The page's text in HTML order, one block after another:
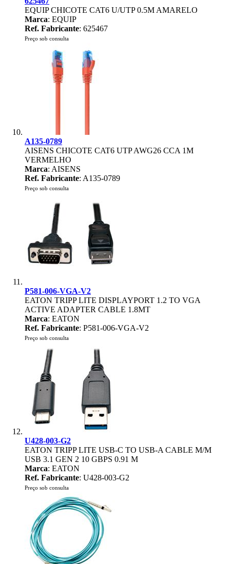
EQUIP CHICOTE CAT6 U/UTP 0.5M AMARELO
Marca: EQUIP
Ref. Fabricante: 625467
Preço sob consulta
A135-0789
AISENS CHICOTE CAT6 UTP AWG26 CCA 1M
VERMELHO
Marca: AISENS
Ref. Fabricante: A135-0789
Preço sob consulta
P581-006-VGA-V2
EATON TRIPP LITE DISPLAYPORT 1.2 TO VGA
ACTIVE ADAPTER CABLE 1.8MT
Marca: EATON
Ref. Fabricante: P581-006-VGA-V2
Preço sob consulta
U428-003-G2
EATON TRIPP LITE USB-C TO USB-A CABLE M/M
USB 3.1 GEN 2 10 GBPS 0.91 M
Marca: EATON
Ref. Fabricante: U428-003-G2
Preço sob consulta